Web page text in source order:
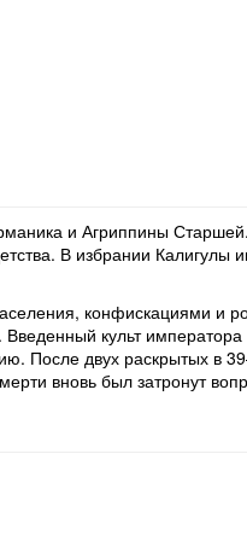
и Агриппины
В избрании Калигулы
конфискациями и
Введенный культ
После двух раскрытых в
вновь был затронут